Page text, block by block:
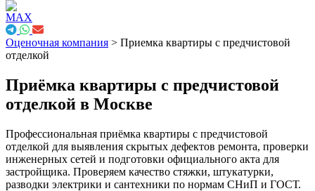
Оценочная компания > Приемка квартиры с предчистовой
отделкой
Приёмка квартиры с предчистовой
отделкой в Москве
Профессиональная приёмка квартиры с предчистовой
отделкой для выявления скрытых дефектов ремонта, проверки
инженерных сетей и подготовки официального акта для
застройщика. Проверяем качество стяжки, штукатурки,
разводки электрики и сантехники по нормам СНиП и ГОСТ.